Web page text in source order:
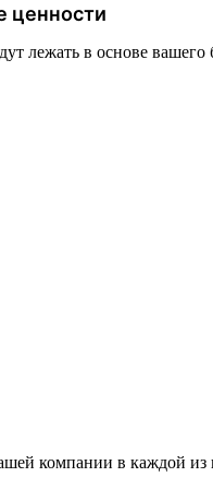
ценности
лежать в основе
компании в каждой из